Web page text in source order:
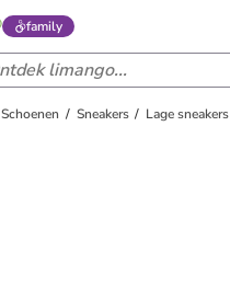
family
Schoenen Sneakers Lage sneakers